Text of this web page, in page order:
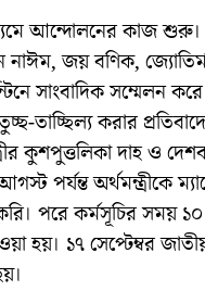
আন্দোলনের কাজ
জয় বণিক,
সাংবাদিক সম্মেলন
তাচ্ছিল্য করার
কুশপুত্তলিকা দাহ ও
পর্যন্ত অর্থমন্ত্রীকে
পরে কর্মসূচির সময় ১০
হয়। ১৭ সেপ্টেম্বর